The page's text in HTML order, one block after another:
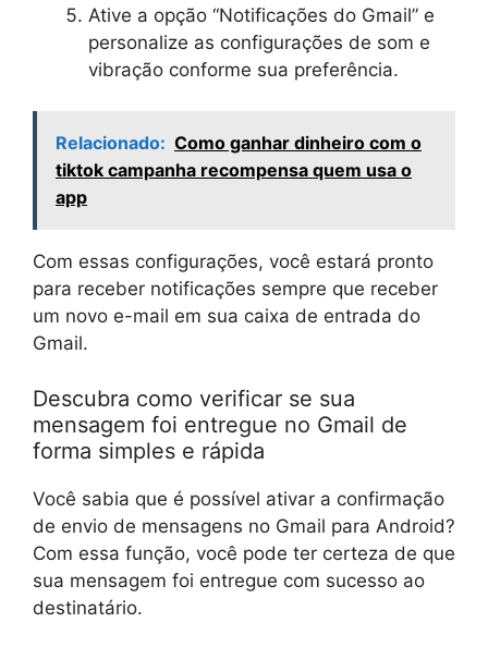
Ative a opção “Notificações do Gmail” e
personalize as configurações de som e
vibração conforme sua preferência.
Relacionado: Como ganhar dinheiro com o
tiktok campanha recompensa quem usa o
app
Com essas configurações, você estará pronto
para receber notificações sempre que receber
um novo e-mail em sua caixa de entrada do
Gmail.
Descubra como verificar se sua
mensagem foi entregue no Gmail de
forma simples e rápida
Você sabia que é possível ativar a confirmação
de envio de mensagens no Gmail para Android?
Com essa função, você pode ter certeza de que
sua mensagem foi entregue com sucesso ao
destinatário.